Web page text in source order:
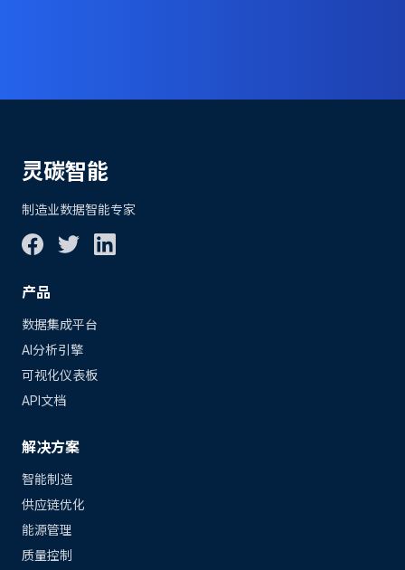
灵碳智能
制造业数据智能专家
产品
数据集成平台
AI分析引擎
可视化仪表板
API文档
解决方案
智能制造
供应链优化
能源管理
质量控制